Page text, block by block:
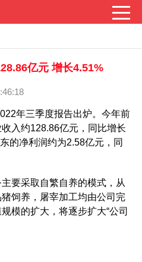
亿元 增长4.51%
年三季度报告出炉。今年前
入约128.86亿元，同比增长
的净利润约为2.58亿元，同
采取自繁自养的模式，从
饲养，屠宰加工均由公司完
模的扩大，将逐步扩大“公司